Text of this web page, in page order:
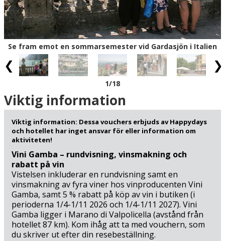
Vill du ut på mera äventyr, så har omgivningarna mycket
att bjuda på: Runt Gardasjön finns det otaliga
sevärdheter och vinområden som väntar. Besök
exempelvis vinområdet Valpolicella (47 km) som är
mycket känt för sitt klassiska Amaronevin. Ett annat
utflyktstips är den historiska staden Malcesine (28 km) på
Gardasjöns östra kust och här kan du bland annat
beundra det praktfulla Castello Scaligero från 1300-talet.
Från Malcesine kan du också ta linbanan upp till berget
Gardasjön. Se fram emot en bilsemester till Gardasjön
med ett boende på ett härligt utsiktshotell, nära det
Se fram emot en sommarsemester vid Gardasjön i Italien
1/18
Viktig information
Viktig information: Dessa vouchers erbjuds av Happydays
och hotellet har inget ansvar för eller information om
aktiviteten!
Vini Gamba – rundvisning, vinsmakning och
rabatt på vin
Vistelsen inkluderar en rundvisning samt en
vinsmakning av fyra viner hos vinproducenten Vini
Gamba, samt 5 % rabatt på köp av vin i butiken (i
perioderna 1/4-1/11 2026 och 1/4-1/11 2027). Vini
Gamba ligger i Marano di Valpolicella (avstånd från
hotellet 87 km). Kom ihåg att ta med vouchern, som
du skriver ut efter din resebeställning.